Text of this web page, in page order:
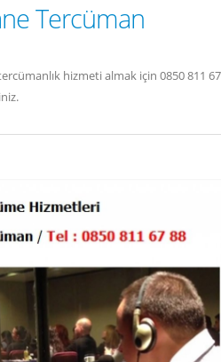
Tercüman
hizmeti almak için 0850 811 67